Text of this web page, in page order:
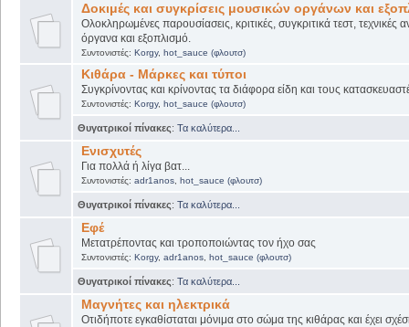
Δοκιμές και συγκρίσεις μουσικών οργάνων και
Ολοκληρωμένες παρουσίασεις, κριτικές, συγκριτικά τεστ, τεχνικές
όργανα και εξοπλισμό.
Συντονιστές: Korgy, hot_sauce (φλουτσ)
Κιθάρα - Μάρκες και τύποι
Συγκρίνοντας και κρίνοντας τα διάφορα είδη και τους
Συντονιστές: Korgy, hot_sauce (φλουτσ)
Θυγατρικοί πίνακες: Τα καλύτερα...
Ενισχυτές
Για πολλά ή λίγα βατ...
Συντονιστές: adr1anos, hot_sauce (φλουτσ)
Θυγατρικοί πίνακες: Τα καλύτερα...
Εφέ
Μετατρέποντας και τροποποιώντας τον ήχο σας
Συντονιστές: Korgy, adr1anos, hot_sauce (φλουτσ)
Θυγατρικοί πίνακες: Τα καλύτερα...
Μαγνήτες και ηλεκτρικά
Οτιδήποτε εγκαθίσταται μόνιμα στο σώμα της κιθάρας και έχει